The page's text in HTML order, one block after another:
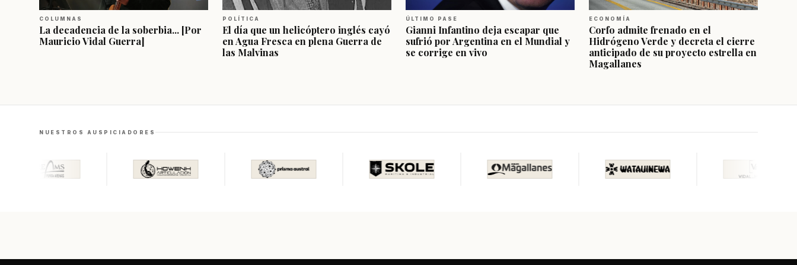
COLUMNAS
La decadencia de la soberbia... [Por
Mauricio Vidal Guerra]
POLÍTICA
El día que un helicóptero inglés cayó
en Agua Fresca en plena Guerra de
las Malvinas
ÚLTIMO PASE
Gianni Infantino deja escapar que
sufrió por Argentina en el Mundial y
se corrige en vivo
ECONOMÍA
Corfo admite frenado en el
Hidrógeno Verde y decreta el cierre
anticipado de su proyecto estrella en
Magallanes
NUESTROS AUSPICIADORES